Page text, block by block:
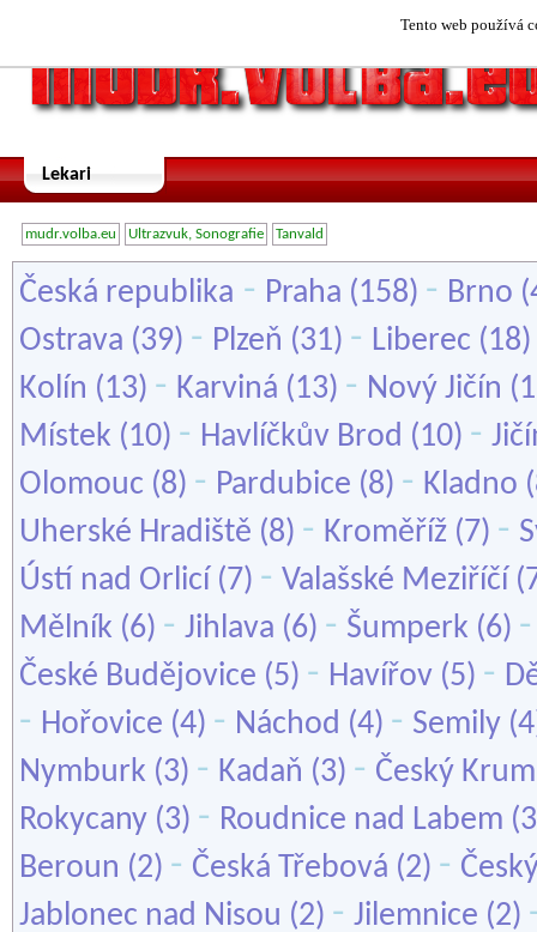
Tento web používá
Lekari
mudr.volba.eu Ultrazvuk, Sonografie Tanvald
Česká republika - Praha (158) - Brno
Ostrava (39) - Plzeň (31) - Liberec (18)
Kolín (13) - Karviná (13) - Nový Jičín
Místek (10) - Havlíčkův Brod (10) -
Olomouc (8) - Pardubice (8) - Kladno
Uherské Hradiště (8) - Kroměříž (7) -
Ústí nad Orlicí (7) - Valašské Meziříčí
Mělník (6) - Jihlava (6) - Šumperk (6)
České Budějovice (5) - Havířov (5) -
- Hořovice (4) - Náchod (4) - Semily
Nymburk (3) - Kadaň (3) - Český
Rokycany (3) - Roudnice nad Labem
Beroun (2) - Česká Třebová (2) -
Jablonec nad Nisou (2) - Jilemnice (2)